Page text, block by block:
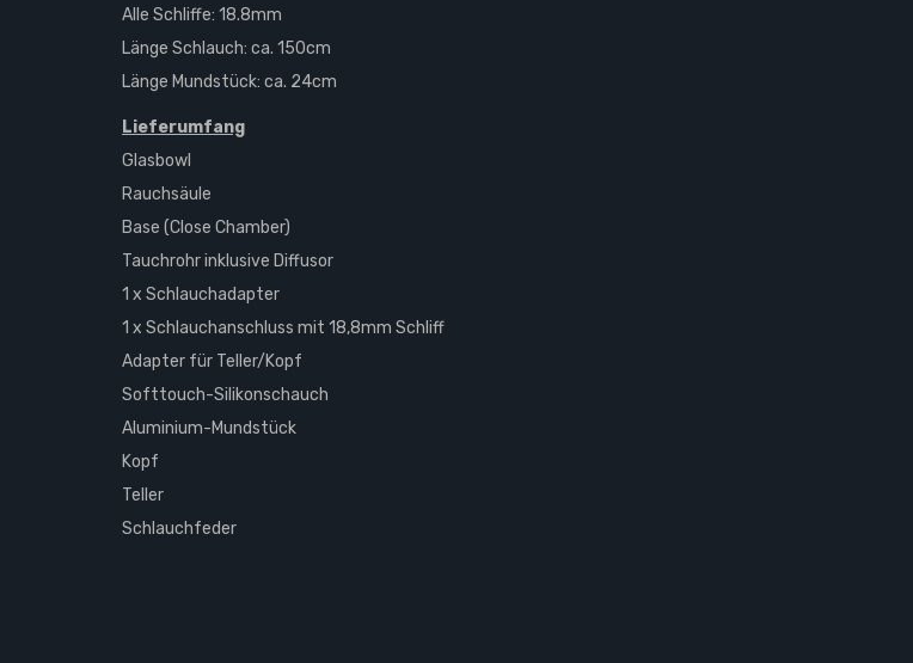
Alle Schliffe: 18.8mm
Länge Schlauch: ca. 150cm
Länge Mundstück: ca. 24cm
Lieferumfang
Glasbowl
Rauchsäule
Base (Close Chamber)
Tauchrohr inklusive Diffusor
1 x Schlauchadapter
1 x Schlauchanschluss mit 18,8mm Schliff
Adapter für Teller/Kopf
Softtouch-Silikonschauch
Aluminium-Mundstück
Kopf
Teller
Schlauchfeder